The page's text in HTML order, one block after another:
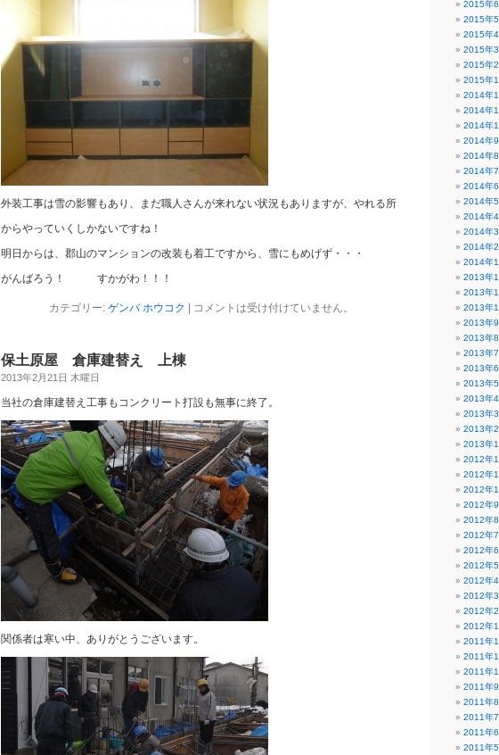
外装工事は雪の影響もあり、まだ職人さんが来れない状況もありますが、やれる所
からやっていくしかないですね！
明日からは、郡山のマンションの改装も着工ですから、雪にもめげず・・・
がんばろう！ すかがわ！！！
カテゴリー: ゲンバ ホウコク コメントは受け付けていません。
保土原屋 倉庫建替え 上棟
2013年2月21日 木曜日
当社の倉庫建替え工事もコンクリート打設も無事に終了。
関係者は寒い中、ありがとうございます。
2015年6
2015年5
2015年4
2015年3
2015年2
2015年1
2014年
2014年
2014年
2014年9
2014年8
2014年7
2014年6
2014年5
2014年4
2014年3
2014年2
2014年1
2013年
2013年
2013年
2013年9
2013年8
2013年7
2013年6
2013年5
2013年4
2013年3
2013年2
2013年1
2012年
2012年
2012年
2012年9
2012年8
2012年7
2012年6
2012年5
2012年4
2012年3
2012年2
2012年1
2011年
2011年
2011年
2011年9
2011年8
2011年7
2011年6
2011年5